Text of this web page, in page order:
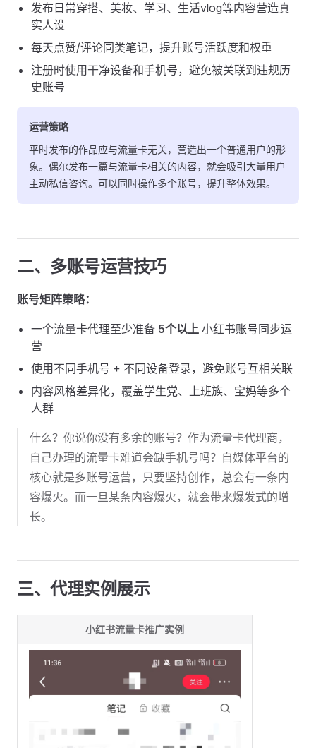
发布日常穿搭、美妆、学习、生活vlog等内容营造真
实人设
每天点赞/评论同类笔记，提升账号活跃度和权重
注册时使用干净设备和手机号，避免被关联到违规历
史账号
运营策略
平时发布的作品应与流量卡无关，营造出一个普通用户的形
象。偶尔发布一篇与流量卡相关的内容，就会吸引大量用户
主动私信咨询。可以同时操作多个账号，提升整体效果。
二、多账号运营技巧
账号矩阵策略：
一个流量卡代理至少准备 5个以上 小红书账号同步运
营
使用不同手机号 + 不同设备登录，避免账号互相关联
内容风格差异化，覆盖学生党、上班族、宝妈等多个
人群
什么？你说你没有多余的账号？作为流量卡代理商，
自己办理的流量卡难道会缺手机号吗？自媒体平台的
核心就是多账号运营，只要坚持创作，总会有一条内
容爆火。而一旦某条内容爆火，就会带来爆发式的增
长。
三、代理实例展示
小红书流量卡推广实例